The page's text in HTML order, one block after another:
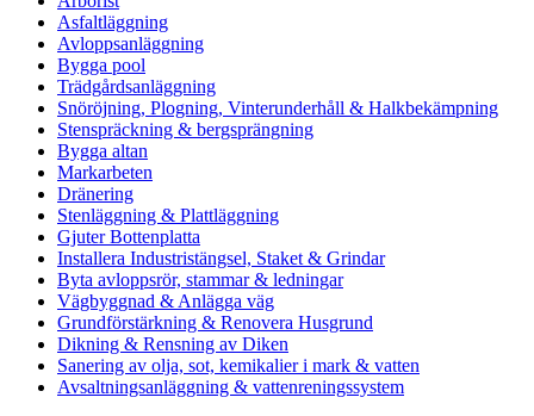
Asfaltläggning
Avloppsanläggning
Bygga pool
Trädgårdsanläggning
Snöröjning, Plogning, Vinterunderhåll & Halkbekämpning
Stenspräckning & bergsprängning
Bygga altan
Markarbeten
Dränering
Stenläggning & Plattläggning
Gjuter Bottenplatta
Installera Industristängsel, Staket & Grindar
Byta avloppsrör, stammar & ledningar
Vägbyggnad & Anlägga väg
Grundförstärkning & Renovera Husgrund
Dikning & Rensning av Diken
Sanering av olja, sot, kemikalier i mark & vatten
Avsaltningsanläggning & vattenreningssystem